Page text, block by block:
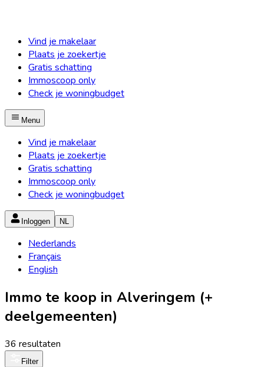
Vind je makelaar
Plaats je zoekertje
Gratis schatting
Immoscoop only
Check je woningbudget
Menu
Vind je makelaar
Plaats je zoekertje
Gratis schatting
Immoscoop only
Check je woningbudget
Inloggen NL
Nederlands
Français
English
Immo te koop in Alveringem (+
deelgemeenten)
36 resultaten
Filter